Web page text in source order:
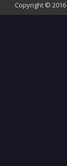
Copyright © 2016